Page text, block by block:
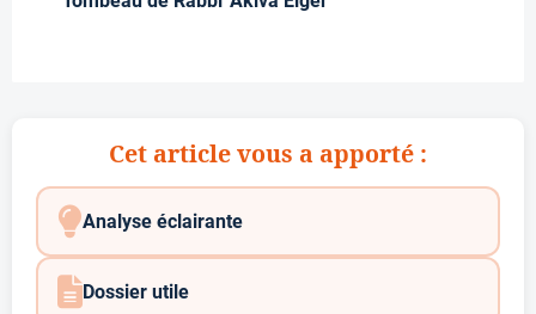
Cet article vous a apporté :
Analyse éclairante
Dossier utile